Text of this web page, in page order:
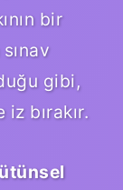
bir
gibi,
bırakır.